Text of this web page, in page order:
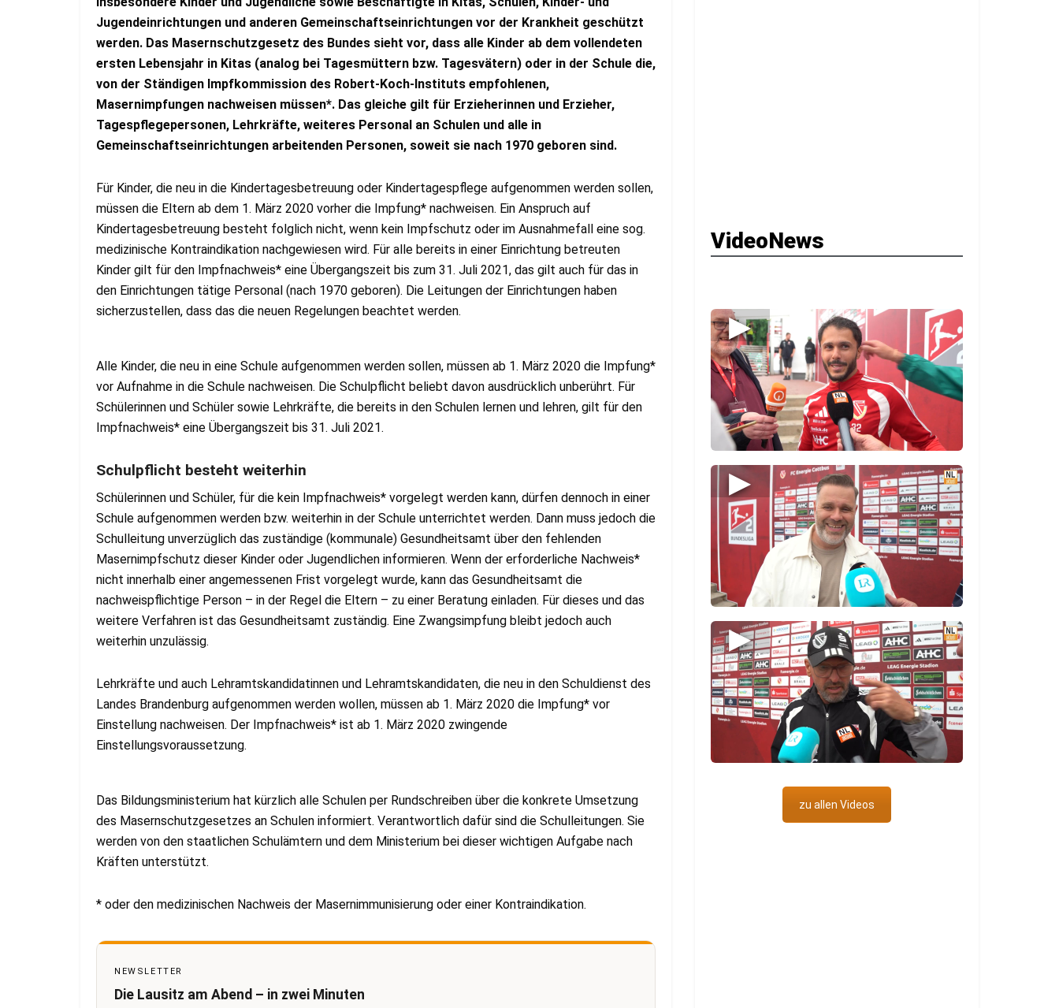
Jugendeinrichtungen und anderen Gemeinschaftseinrichtungen vor der Krankheit geschützt
werden. Das Masernschutzgesetz des Bundes sieht vor, dass alle Kinder ab dem vollendeten
ersten Lebensjahr in Kitas (analog bei Tagesmüttern bzw. Tagesvätern) oder in der Schule die,
von der Ständigen Impfkommission des Robert-Koch-Instituts empfohlenen,
Masernimpfungen nachweisen müssen*. Das gleiche gilt für Erzieherinnen und Erzieher,
Tagespflegepersonen, Lehrkräfte, weiteres Personal an Schulen und alle in
Gemeinschaftseinrichtungen arbeitenden Personen, soweit sie nach 1970 geboren sind.
Für Kinder, die neu in die Kindertagesbetreuung oder Kindertagespflege aufgenommen werden sollen,
müssen die Eltern ab dem 1. März 2020 vorher die Impfung* nachweisen. Ein Anspruch auf
Kindertagesbetreuung besteht folglich nicht, wenn kein Impfschutz oder im Ausnahmefall eine sog.
medizinische Kontraindikation nachgewiesen wird. Für alle bereits in einer Einrichtung betreuten
Kinder gilt für den Impfnachweis* eine Übergangszeit bis zum 31. Juli 2021, das gilt auch für das in
den Einrichtungen tätige Personal (nach 1970 geboren). Die Leitungen der Einrichtungen haben
sicherzustellen, dass das die neuen Regelungen beachtet werden.
Alle Kinder, die neu in eine Schule aufgenommen werden sollen, müssen ab 1. März 2020 die Impfung*
vor Aufnahme in die Schule nachweisen. Die Schulpflicht beliebt davon ausdrücklich unberührt. Für
Schülerinnen und Schüler sowie Lehrkräfte, die bereits in den Schulen lernen und lehren, gilt für den
Impfnachweis* eine Übergangszeit bis 31. Juli 2021.
Schulpflicht besteht weiterhin
Schülerinnen und Schüler, für die kein Impfnachweis* vorgelegt werden kann, dürfen dennoch in einer
Schule aufgenommen werden bzw. weiterhin in der Schule unterrichtet werden. Dann muss jedoch die
Schulleitung unverzüglich das zuständige (kommunale) Gesundheitsamt über den fehlenden
Masernimpfschutz dieser Kinder oder Jugendlichen informieren. Wenn der erforderliche Nachweis*
nicht innerhalb einer angemessenen Frist vorgelegt wurde, kann das Gesundheitsamt die
nachweispflichtige Person – in der Regel die Eltern – zu einer Beratung einladen. Für dieses und das
weitere Verfahren ist das Gesundheitsamt zuständig. Eine Zwangsimpfung bleibt jedoch auch
weiterhin unzulässig.
Lehrkräfte und auch Lehramtskandidatinnen und Lehramtskandidaten, die neu in den Schuldienst des
Landes Brandenburg aufgenommen werden wollen, müssen ab 1. März 2020 die Impfung* vor
Einstellung nachweisen. Der Impfnachweis* ist ab 1. März 2020 zwingende
Einstellungsvoraussetzung.
Das Bildungsministerium hat kürzlich alle Schulen per Rundschreiben über die konkrete Umsetzung
des Masernschutzgesetzes an Schulen informiert. Verantwortlich dafür sind die Schulleitungen. Sie
werden von den staatlichen Schulämtern und dem Ministerium bei dieser wichtigen Aufgabe nach
Kräften unterstützt.
* oder den medizinischen Nachweis der Masernimmunisierung oder einer Kontraindikation.
NEWSLETTER
Die Lausitz am Abend – in zwei Minuten
VideoNews
▶
▶
▶
zu allen Videos